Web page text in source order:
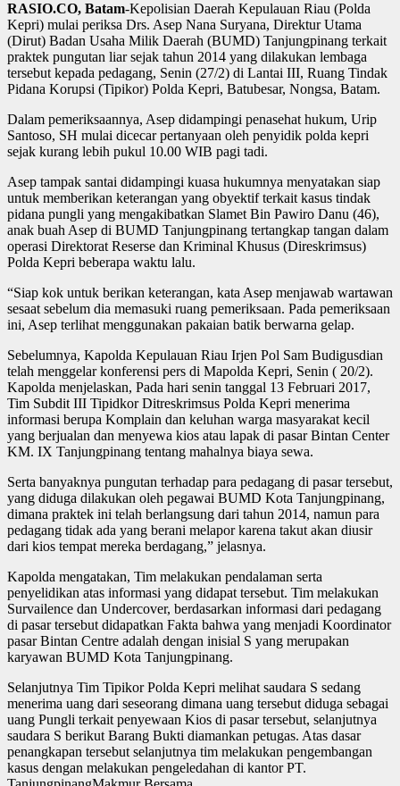
RASIO.CO, Batam-Kepolisian Daerah Kepulauan Riau (Polda
Kepri) mulai periksa Drs. Asep Nana Suryana, Direktur Utama
(Dirut) Badan Usaha Milik Daerah (BUMD) Tanjungpinang terkait
praktek pungutan liar sejak tahun 2014 yang dilakukan lembaga
tersebut kepada pedagang, Senin (27/2) di Lantai III, Ruang Tindak
Pidana Korupsi (Tipikor) Polda Kepri, Batubesar, Nongsa, Batam.
Dalam pemeriksaannya, Asep didampingi penasehat hukum, Urip
Santoso, SH mulai dicecar pertanyaan oleh penyidik polda kepri
sejak kurang lebih pukul 10.00 WIB pagi tadi.
Asep tampak santai didampingi kuasa hukumnya menyatakan siap
untuk memberikan keterangan yang obyektif terkait kasus tindak
pidana pungli yang mengakibatkan Slamet Bin Pawiro Danu (46),
anak buah Asep di BUMD Tanjungpinang tertangkap tangan dalam
operasi Direktorat Reserse dan Kriminal Khusus (Direskrimsus)
Polda Kepri beberapa waktu lalu.
“Siap kok untuk berikan keterangan, kata Asep menjawab wartawan
sesaat sebelum dia memasuki ruang pemeriksaan. Pada pemeriksaan
ini, Asep terlihat menggunakan pakaian batik berwarna gelap.
Sebelumnya, Kapolda Kepulauan Riau Irjen Pol Sam Budigusdian
telah menggelar konferensi pers di Mapolda Kepri, Senin ( 20/2).
Kapolda menjelaskan, Pada hari senin tanggal 13 Februari 2017,
Tim Subdit III Tipidkor Ditreskrimsus Polda Kepri menerima
informasi berupa Komplain dan keluhan warga masyarakat kecil
yang berjualan dan menyewa kios atau lapak di pasar Bintan Center
KM. IX Tanjungpinang tentang mahalnya biaya sewa.
Serta banyaknya pungutan terhadap para pedagang di pasar tersebut,
yang diduga dilakukan oleh pegawai BUMD Kota Tanjungpinang,
dimana praktek ini telah berlangsung dari tahun 2014, namun para
pedagang tidak ada yang berani melapor karena takut akan diusir
dari kios tempat mereka berdagang,” jelasnya.
Kapolda mengatakan, Tim melakukan pendalaman serta
penyelidikan atas informasi yang didapat tersebut. Tim melakukan
Survailence dan Undercover, berdasarkan informasi dari pedagang
di pasar tersebut didapatkan Fakta bahwa yang menjadi Koordinator
pasar Bintan Centre adalah dengan inisial S yang merupakan
karyawan BUMD Kota Tanjungpinang.
Selanjutnya Tim Tipikor Polda Kepri melihat saudara S sedang
menerima uang dari seseorang dimana uang tersebut diduga sebagai
uang Pungli terkait penyewaan Kios di pasar tersebut, selanjutnya
saudara S berikut Barang Bukti diamankan petugas. Atas dasar
penangkapan tersebut selanjutnya tim melakukan pengembangan
kasus dengan melakukan pengeledahan di kantor PT.